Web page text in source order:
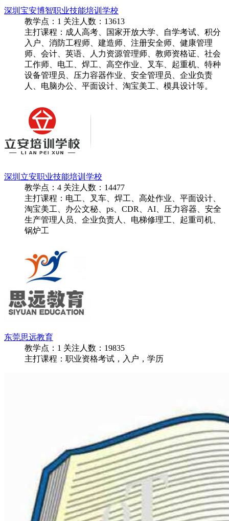
深圳宝安博智职业技能培训学校
教学点： 1 关注人数： 13613
主打课程：成人高考、国家开放大学、自学考试、积分
入户、消防工程师、建造师、注册安全师、健康管理
师、会计、英语、人力资源管理师、教师资格证、社会
工作师、电工、焊工、高空作业、叉车、起重机、特种
设备管理员、压力容器作业、安全管理员、企业负责
人、电脑办公、平面设计、淘宝美工、模具设计等。
深圳立安职业技能培训学校
教学点： 4 关注人数： 14477
主打课程：电工、叉车、焊工、高处作业、平面设计、
淘宝美工、办公文秘、ps、CDR、AI、压力容器、安全
生产管理人员、企业负责人、电梯修理工、起重司机、
锅炉工
东莞思远教育
教学点： 1 关注人数： 19835
主打课程：职业资格考试，入户，学历